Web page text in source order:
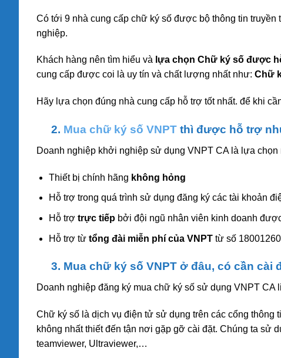
Có tới 9 nhà cung cấp chữ ký số được bộ thông tin
nghiệp.
Khách hàng nên tìm hiểu và lựa chọn Chữ ký số được
cung cấp được coi là uy tín và chất lượng nhất như: Chữ
Hãy lựa chọn đúng nhà cung cấp hỗ trợ tốt nhất. để khi
2. Mua chữ ký số VNPT thì được hỗ trợ
Doanh nghiệp khởi nghiệp sử dụng VNPT CA là lựa
Thiết bị chính hãng không hỏng
Hỗ trợ trong quá trình sử dụng đăng ký các tài khoản
Hỗ trợ trực tiếpbởi đội ngũ nhân viên kinh doanh
Hỗ trợ từ tổng đài miễn phí của VNPTtừ số
3. Mua chữ ký số VNPT ở đâu, có cần cài
Doanh nghiệp đăng ký mua chữ ký số sử dụng VNPT CA
Chữ ký số là dịch vụ điện tử sử dụng trên các cổng
không nhất thiết đến tận nơi gặp gỡ cài đặt. Chúng ta sử
teamviewer, Ultraviewer,…